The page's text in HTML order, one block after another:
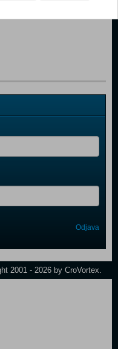
Odjava
2001 - 2026 by CroVortex.